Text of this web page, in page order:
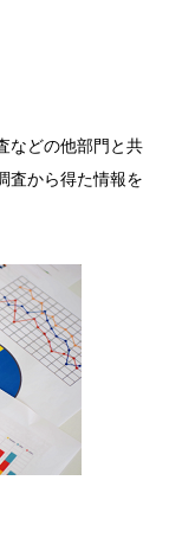
などの他部門と共
査から得た情報を